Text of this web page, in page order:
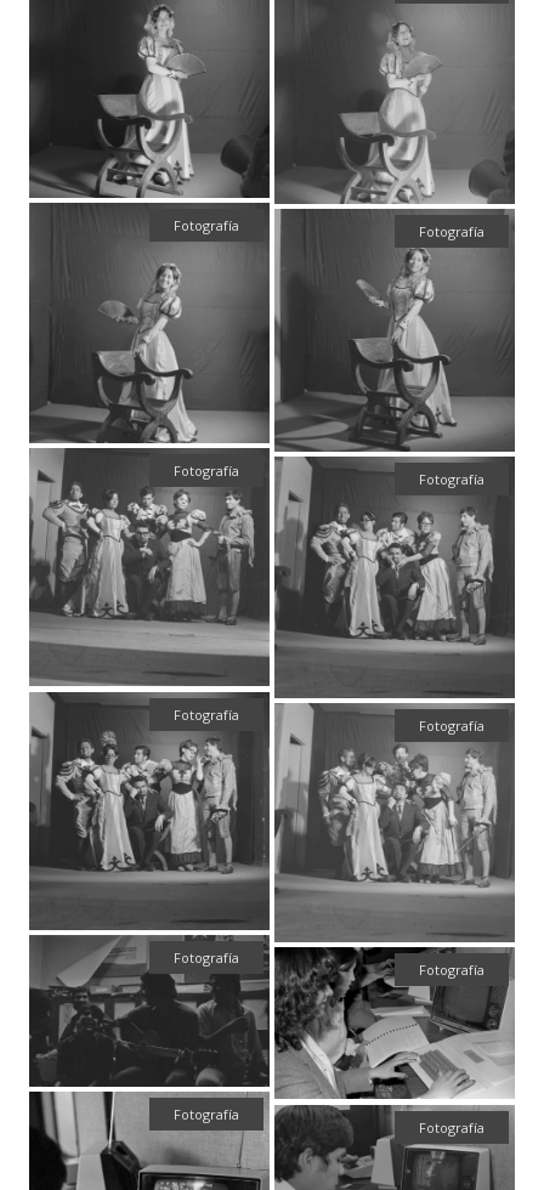
Fotografía Fotografía
Fotografía Fotografía
Fotografía
Fotografía
Fotografía
Fotografía
Fotografía
Fotografía